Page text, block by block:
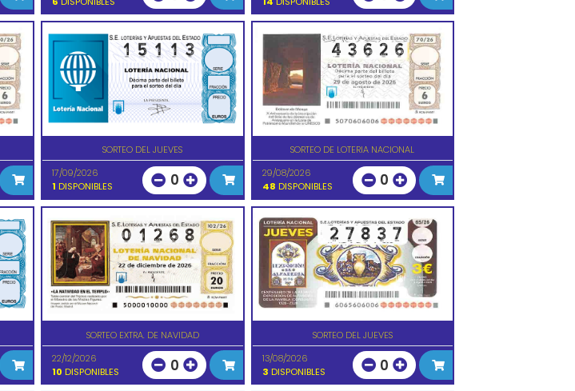
SORTEO DEL JUEVES
17/09/2026
1 DISPONIBLES 0
SORTEO DE LOTERIA NACIONAL
29/08/2026
48 DISPONIBLES 0
SORTEO EXTRA. DE NAVIDAD
22/12/2026
10 DISPONIBLES 0
SORTEO DEL JUEVES
13/08/2026
3 DISPONIBLES 0